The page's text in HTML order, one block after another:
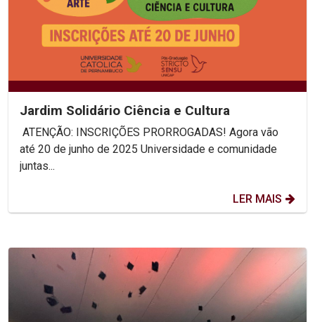
Jardim Solidário Ciência e Cultura
ATENÇÃO: INSCRIÇÕES PRORROGADAS! Agora vão
até 20 de junho de 2025 Universidade e comunidade
juntas...
LER MAIS